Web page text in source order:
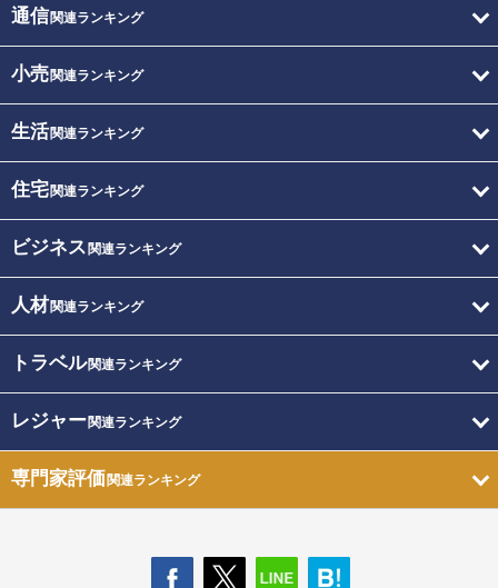
通信関連ランキング
小売関連ランキング
生活関連ランキング
住宅関連ランキング
ビジネス 関連ランキング
人材関連ランキング
トラベル関連ランキング
レジャー関連ランキング
専門家評価関連ランキング